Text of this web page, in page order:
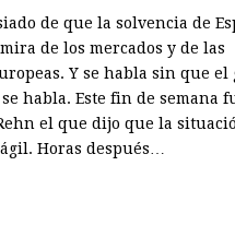
de que la solvencia de
de los mercados y de las
Y se habla sin que el
habla. Este fin de semana
el que dijo que la
Horas después…